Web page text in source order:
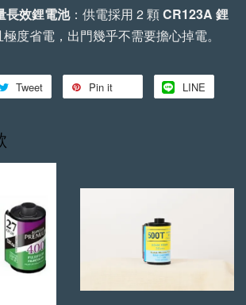
長效鋰電池：供電採用 2 顆CR123A 鋰
度省電，出門幾乎不需要擔心掉電。
Tweet Pin it LINE